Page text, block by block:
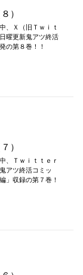
）
、Ｘ（旧Ｔｗｉｔ
曜更新鬼アツ終活
の第８巻！！
）
、Ｔｗｉｔｔｅｒ
アツ終活コミッ
」収録の第７巻！